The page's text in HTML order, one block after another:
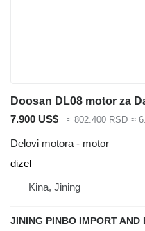
7.900 US$ ≈ 802.400 RSD ≈
Delovi motora - motor
dizel
Kina, Jining
JINING PINBO IMPORT AND